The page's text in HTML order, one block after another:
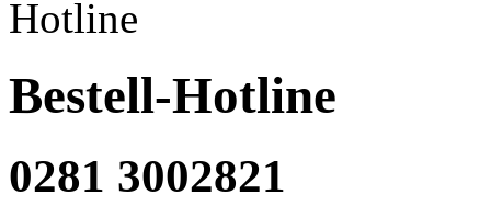
Bestell-Hotline
0281 3002821